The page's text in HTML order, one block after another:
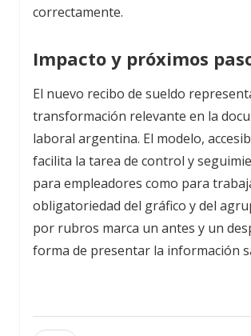
correctamente.
Impacto y próximos
El nuevo recibo de sueldo
transformación relevante en la
laboral argentina. El modelo,
facilita la tarea de control y
para empleadores como para
obligatoriedad del gráfico y del
por rubros marca un antes y un
forma de presentar la información